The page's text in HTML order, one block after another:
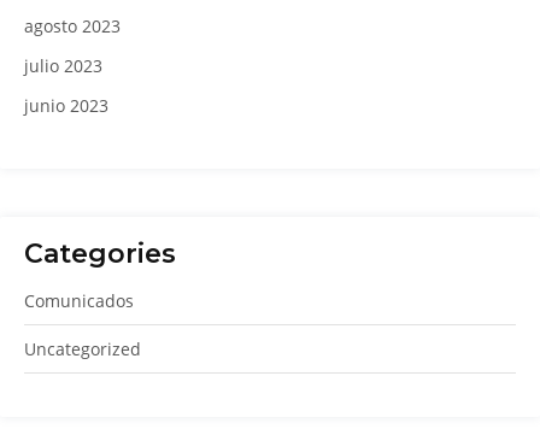
agosto 2023
julio 2023
junio 2023
Categories
Comunicados
Uncategorized